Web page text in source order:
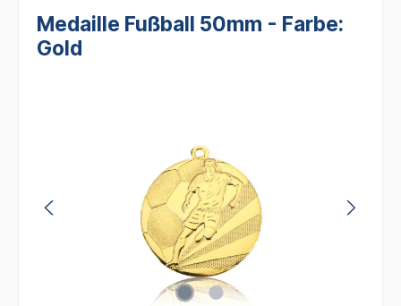
Medaille Fußball 50mm - Farbe:
Gold